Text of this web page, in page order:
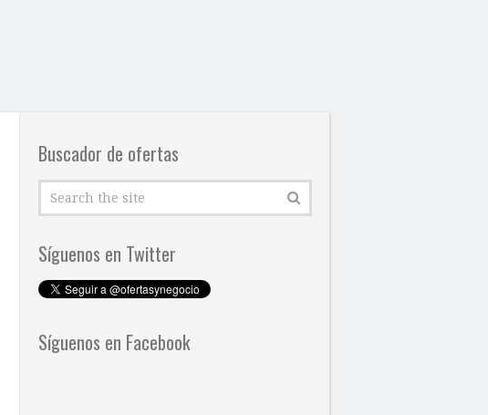
Buscador de ofertas
Síguenos en Twitter
Síguenos en Facebook